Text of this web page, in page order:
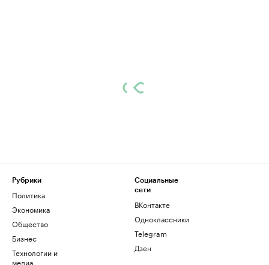
Рубрики
Политика
Экономика
Общество
Бизнес
Технологии и
медиа
Социальные
сети
ВКонтакте
Одноклассники
Telegram
Дзен